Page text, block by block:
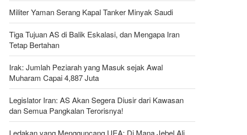
Militer Yaman Serang Kapal Tanker Minyak Saudi
Tiga Tujuan AS di Balik Eskalasi, dan Mengapa Iran
Tetap Bertahan
Irak: Jumlah Peziarah yang Masuk sejak Awal
Muharam Capai 4,887 Juta
Legislator Iran: AS Akan Segera Diusir dari Kawasan
dan Semua Pangkalan Terorisnya!
Ledakan yang Mengguncang UEA; Di Mana Jebel Ali